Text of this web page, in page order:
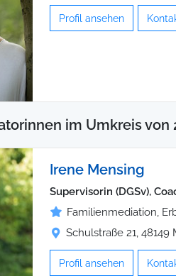
Profil ansehen
im Umkreis von
Irene Mensing
Supervisorin (DGSv),
Familienmediation,
Schulstraße 21, 48149
Profil ansehen